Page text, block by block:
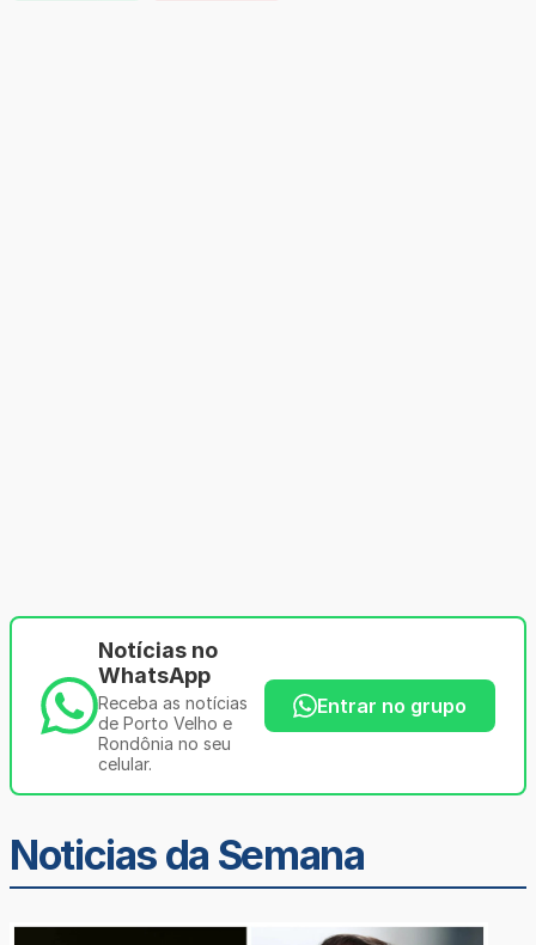
Notícias no
WhatsApp
Receba as notícias
de Porto Velho e
Rondônia no seu
celular.
Entrar no grupo
Noticias da Semana